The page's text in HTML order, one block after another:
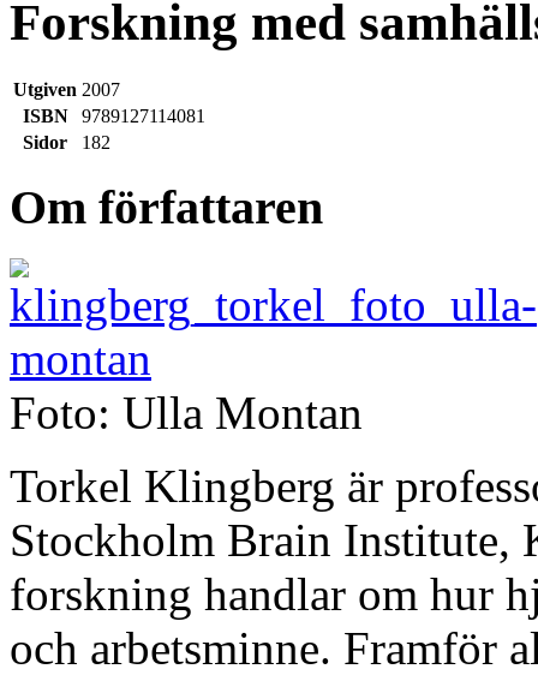
Forskning med
Utgiven 2007
ISBN
9789127114081
Sidor
182
Om författaren
Foto: Ulla Montan
Torkel Klingberg är
Stockholm Brain Institute,
forskning handlar om hur
och arbetsminne. Framför